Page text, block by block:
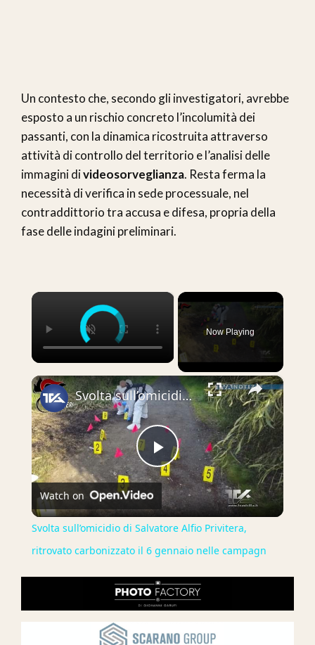
Un contesto che, secondo gli investigatori, avrebbe
esposto a un rischio concreto l’incolumità dei
passanti, con la dinamica ricostruita attraverso
attività di controllo del territorio e l’analisi delle
immagini divideosorveglianza. Resta ferma la
necessità di verifica in sede processuale, nel
contraddittorio tra accusa e difesa, propria della
fase delle indagini preliminari.
×
Now Playing
×
Play
Video
Svolta sull’omicidio di Salvatore Alfio Privitera, ritrovato carbonizzato il 6 gennaio nelle campagn
Watch on
Svolta sull’omicidio di Salvatore Alfio Privitera,
ritrovato carbonizzato il 6 gennaio nelle campagn